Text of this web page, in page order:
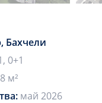
Бахчели
0+1
м²
май 2026